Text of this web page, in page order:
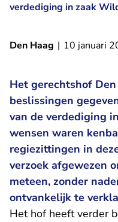
verdediging in zaak
Den Haag | 10 januari
Het gerechtshof
beslissingen
van de verdediging
wensen waren
regiezittingen in
verzoek afgewezen
meteen, zonder
ontvankelijk te
Het hof heeft verder